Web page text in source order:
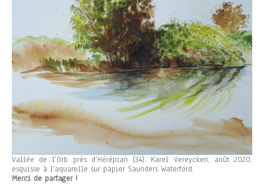
Vallée de l’Orb près d’Hérépian (34). Karel Vereycken, août 2020,
esquisse à l’aquarelle sur papier Saunders Waterford.
Merci de partager !